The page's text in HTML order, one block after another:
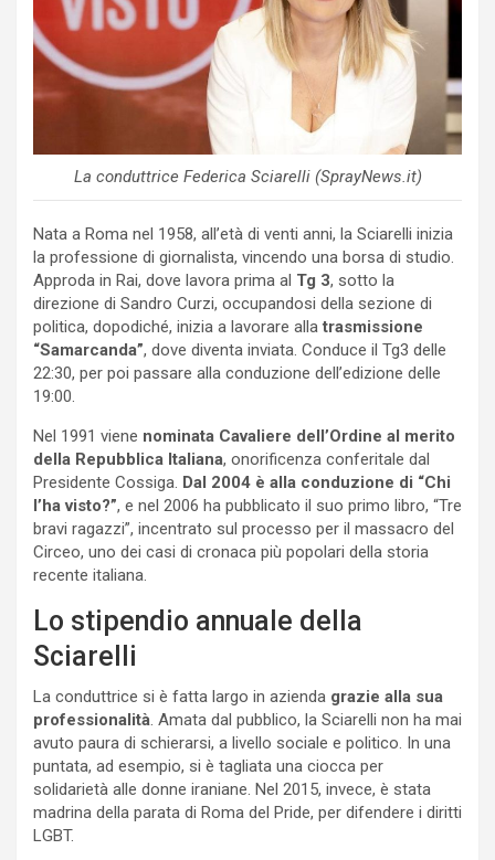
La conduttrice Federica Sciarelli (SprayNews.it)
Nata a Roma nel 1958, all’età di venti anni, la Sciarelli inizia
la professione di giornalista, vincendo una borsa di studio.
Approda in Rai, dove lavora prima al Tg 3, sotto la
direzione di Sandro Curzi, occupandosi della sezione di
politica, dopodiché, inizia a lavorare allatrasmissione
“Samarcanda”, dove diventa inviata. Conduce il Tg3 delle
22:30, per poi passare alla conduzione dell’edizione delle
19:00.
Nel 1991 viene nominata Cavaliere dell’Ordine al merito
della Repubblica Italiana, onorificenza conferitale dal
Presidente Cossiga. Dal 2004 è alla conduzione di “Chi
l’ha visto?”, e nel 2006 ha pubblicato il suo primo libro, “Tre
bravi ragazzi”, incentrato sul processo per il massacro del
Circeo, uno dei casi di cronaca più popolari della storia
recente italiana.
Lo stipendio annuale della
Sciarelli
La conduttrice si è fatta largo in azienda grazie alla sua
professionalità. Amata dal pubblico, la Sciarelli non ha mai
avuto paura di schierarsi, a livello sociale e politico. In una
puntata, ad esempio, si è tagliata una ciocca per
solidarietà alle donne iraniane. Nel 2015, invece, è stata
madrina della parata di Roma del Pride, per difendere i diritti
LGBT.